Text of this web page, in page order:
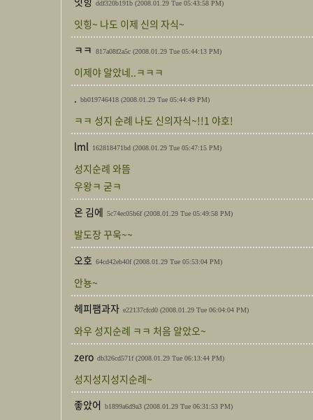
ddf320b191b (2008.01.29 Tue 05:43:58 PM)
잇힝~ 나도 이제 신의 자식~
ㅋㅋ
817a08f2a5c (2008.01.29 Tue 05:44:13 PM)
이제야 알았네..ㅋㅋㅋ
. bb019746418 (2008.01.29 Tue 05:44:49 PM)
ㅋㅋ 성지 순례 나도 신의자식~!!1 야호!
lml
162818471bd (2008.01.29 Tue 05:47:15 PM)
성지순례 와뜸
우왕ㅋ 굳ㅋ
온 김에 5c74ec05b6f (2008.01.29 Tue 05:49:58 PM)
발도장 꾸욱~~
오호 64cd42eb40f (2008.01.29 Tue 05:53:04 PM)
안뇽~
헤피팸과자 e22137cfcd0 (2008.01.29 Tue 06:04:04 PM)
와우 성지순례 ㅋㅋ 처음 알았오~
zero db326cd571f (2008.01.29 Tue 06:13:44 PM)
성지성지성지순례~
좋았어
b1899a6d9a3 (2008.01.29 Tue 06:31:53 PM)